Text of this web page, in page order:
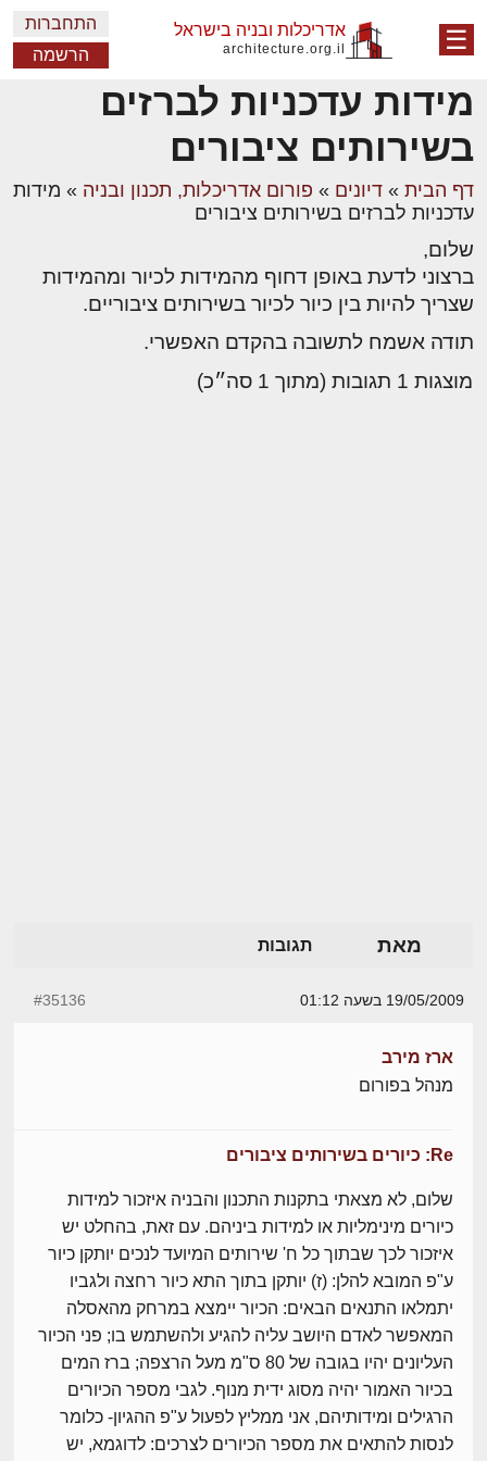
☰ אדריכלות ובניה בישראל
architecture.org.il
התחברות
הרשמה
מידות עדכניות לברזים
בשירותים ציבורים
דף הבית » דיונים » פורום אדריכלות, תכנון ובניה » מידות
עדכניות לברזים בשירותים ציבורים
שלום,
ברצוני לדעת באופן דחוף מהמידות לכיור ומהמידות
שצריך להיות בין כיור לכיור בשירותים ציבוריים.
תודה אשמח לתשובה בהקדם האפשרי.
מוצגות 1 תגובות (מתוך 1 סה״כ)
מאת תגובות
19/05/2009 בשעה 01:12 #35136
ארז מירב
מנהל בפורום
Re: כיורים בשירותים ציבורים
שלום, לא מצאתי בתקנות התכנון והבניה איזכור למידות
כיורים מינימליות או למידות ביניהם. עם זאת, בהחלט יש
איזכור לכך שבתוך כל ח' שירותים המיועד לנכים יותקן כיור
ע"פ המובא להלן: (ז) יותקן בתוך התא כיור רחצה ולגביו
יתמלאו התנאים הבאים: הכיור יימצא במרחק מהאסלה
המאפשר לאדם היושב עליה להגיע ולהשתמש בו; פני הכיור
העליונים יהיו בגובה של 80 ס"מ מעל הרצפה; ברז המים
בכיור האמור יהיה מסוג ידית מנוף. לגבי מספר הכיורים
הרגילים ומידותיהם, אני ממליץ לפעול ע"פ ההגיון- כלומר
לנסות להתאים את מספר הכיורים לצרכים: לדוגמא, יש